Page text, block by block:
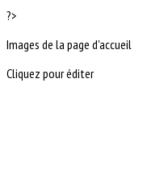
?>
Images de la page d'accueil
Cliquez pour éditer